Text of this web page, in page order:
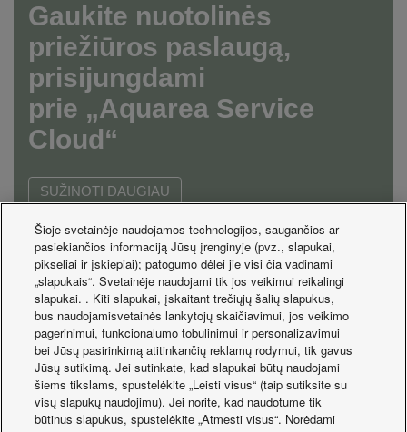
Gaukite nuotolinės
priežiūros paslaugą,
prisijungdami
prie „Aquarea Service
Cloud “
SUŽINOTI DAUGIAU
Šioje svetainėje naudojamos technologijos, saugančios ar
pasiekiančios informaciją Jūsų įrenginyje (pvz., slapukai,
pikseliai ir įskiepiai); patogumo dėlei jie visi čia vadinami
„slapukais“. Svetainėje naudojami tik jos veikimui reikalingi
slapukai. . Kiti slapukai, įskaitant trečiųjų šalių slapukus,
bus naudojamisvetainės lankytojų skaičiavimui, jos veikimo
pagerinimui, funkcionalumo tobulinimui ir personalizavimui
bei Jūsų pasirinkimą atitinkančių reklamų rodymui, tik gavus
Jūsų sutikimą. Jei sutinkate, kad slapukai būtų naudojami
šiems tikslams, spustelėkite „Leisti visus“ (taip sutiksite su
visų slapukų naudojimu). Jei norite, kad naudotume tik
būtinus slapukus, spustelėkite „Atmesti visus“. Norėdami